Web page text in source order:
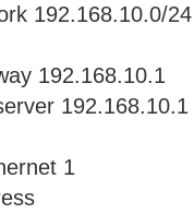
192.168.10.0/
192.168.10.1
192.168.10.1
1